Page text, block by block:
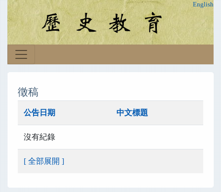
English
徵稿
公告日期 中文標題
沒有紀錄
[ 全部展開 ]